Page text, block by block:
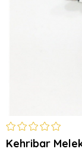
Kehribar